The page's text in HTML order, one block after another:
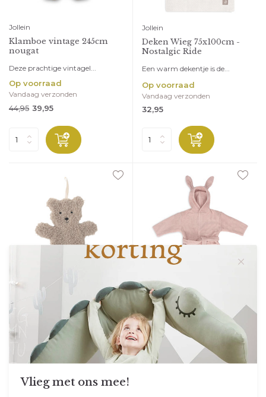
Jollein
Klamboe vintage 245cm
nougat
Deze prachtige vintagel...
Op voorraad
Vandaag verzonden
44,95 39,95
Jollein
Deken Wieg 75x100cm -
Nostalgic Ride
Een warm dekentje is de...
Op voorraad
Vandaag verzonden
32,95
Jollein
Speendoekje Teddy Bear -
Olive Green
Dit teddy speendoekje m...
Op voorraad
Vandaag verzonden
8,95
Jollein
Badjas - Wild Rose
Een heerlijk badjasje v...
Onderweg naar ons
Levering kan iets langer duren
24,95
Vlieg met ons mee!